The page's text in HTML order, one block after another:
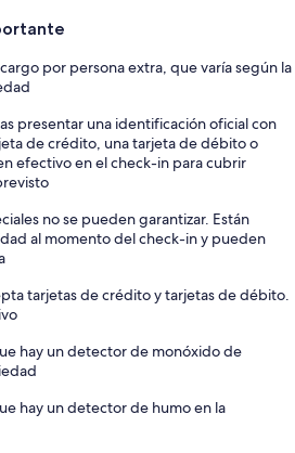
por persona extra, que varía según la
presentar una identificación oficial con
de crédito, una tarjeta de débito o
efectivo en el check-in para cubrir
no se pueden garantizar. Están
al momento del check-in y pueden
tarjetas de crédito y tarjetas de débito.
hay un detector de monóxido de
hay un detector de humo en la